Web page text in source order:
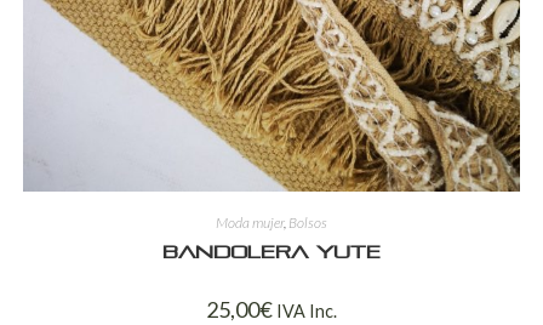
Moda mujer, Bolsos
Bandolera yute
25,00€ IVA Inc.